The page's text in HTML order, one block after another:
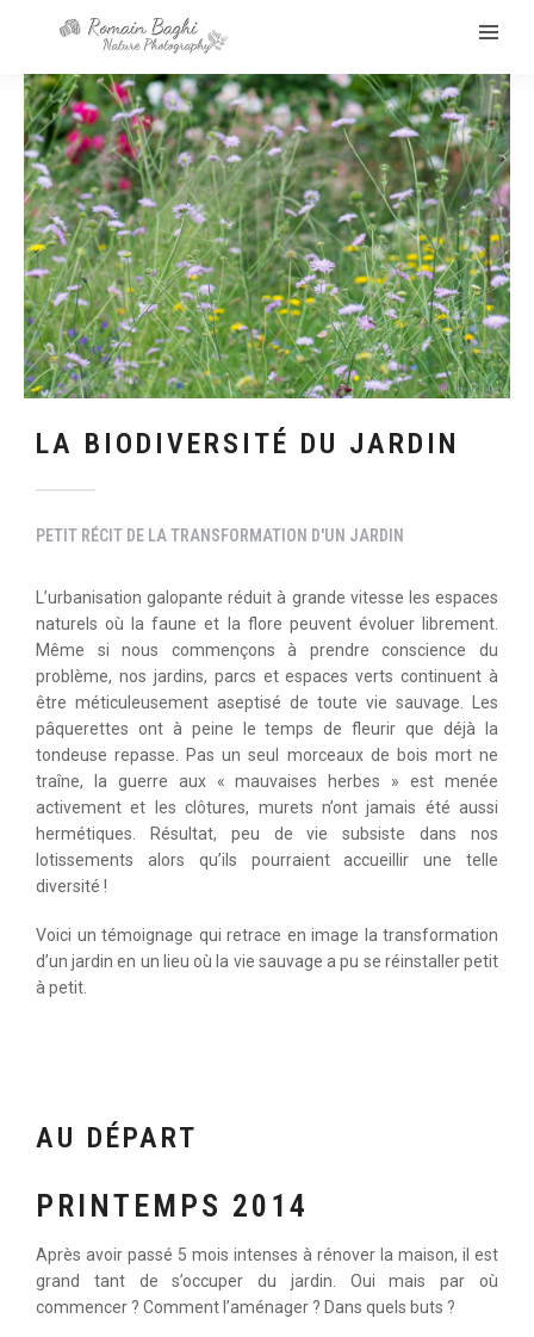
LA BIODIVERSITÉ DU JARDIN
PETIT RÉCIT DE LA TRANSFORMATION D'UN JARDIN
L’urbanisation galopante réduit à grande vitesse les espaces
naturels où la faune et la flore peuvent évoluer librement.
Même si nous commençons à prendre conscience du
problème, nos jardins, parcs et espaces verts continuent à
être méticuleusement aseptisé de toute vie sauvage. Les
pâquerettes ont à peine le temps de fleurir que déjà la
tondeuse repasse. Pas un seul morceaux de bois mort ne
traîne, la guerre aux « mauvaises herbes » est menée
activement et les clôtures, murets n’ont jamais été aussi
hermétiques. Résultat, peu de vie subsiste dans nos
lotissements alors qu’ils pourraient accueillir une telle
diversité !
Voici un témoignage qui retrace en image la transformation
d’un jardin en un lieu où la vie sauvage a pu se réinstaller petit
à petit.
AU DÉPART
PRINTEMPS 2014
Après avoir passé 5 mois intenses à rénover la maison, il est
grand tant de s’occuper du jardin. Oui mais par où
commencer ? Comment l’aménager ? Dans quels buts ?